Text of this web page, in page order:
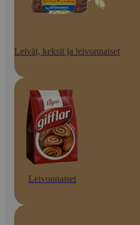
Leivät, keksit ja leivonnaiset
Leivonnaiset